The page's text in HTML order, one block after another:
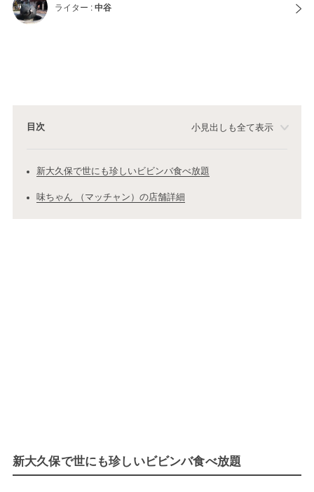
ライター :中谷
目次 小見出しも全て表示
新大久保で世にも珍しいビビンバ食べ放題
味ちゃん （マッチャン）の店舗詳細
新大久保で世にも珍しいビビンバ食べ放題